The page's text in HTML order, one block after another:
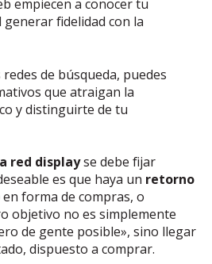
empiecen a conocer tu
generar fidelidad con la
de búsqueda, puedes
que atraigan la
y distinguirte de tu
red displayse debe fijar
es que haya un retorno
en forma de compras, o
objetivo no es simplemente
de gente posible», sino llegar
dispuesto a comprar.